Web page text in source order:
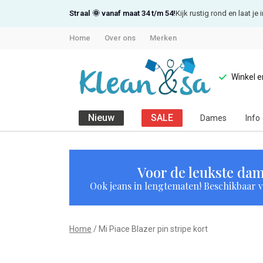
Straal 🌞 vanaf maat 34 t/m 54!Kijk rustig rond en laat je
Home Over ons Merken
Winkel
Nieuw SALE Dames Info
Blazer
Voor de leukste
Ook jeans in lengtematen! Beschikbaar
Home Mi Piace Blazer pin stripe kort